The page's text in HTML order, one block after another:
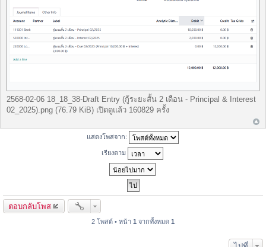
2568-02-06 18_18_38-Draft Entry (กู้ระยะสั้น 2 เดือน - Principal & Interest
02_2025).png (76.79 KiB) เปิดดูแล้ว 160829 ครั้ง
แสดงโพสจาก:
เรียงตาม
ตอบกลับโพส
2 โพสต์ • หน้า 1 จากทั้งหมด 1